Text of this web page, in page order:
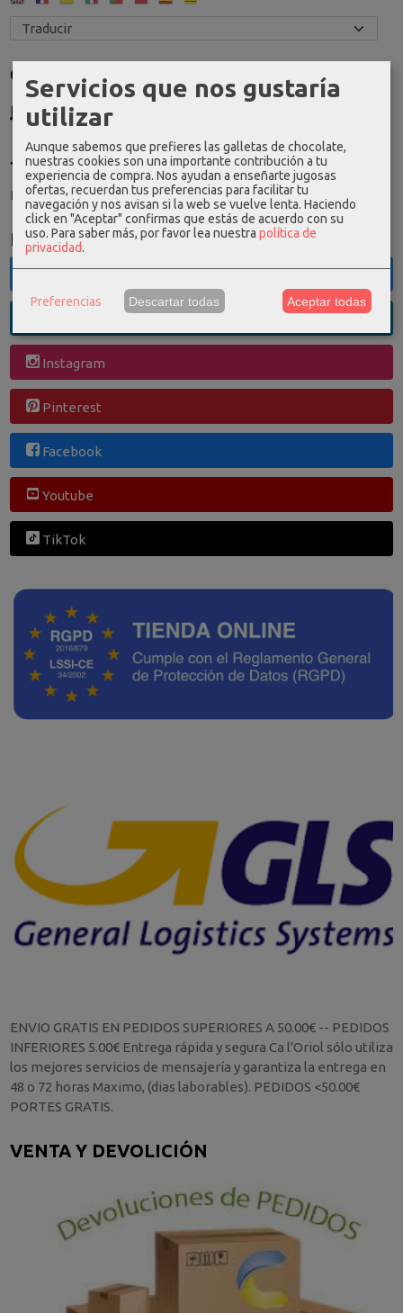
Costes de Envío
GRATIS *
Consultar Destinos
Tu Carrito (0)
El carrito de la compra está vacío
Redes Sociales
Twitter
Instagram
Pinterest
Facebook
Youtube
TikTok
ENVIO GRATIS EN PEDIDOS SUPERIORES A 50.00€ -- PEDIDOS
INFERIORES 5.00€ Entrega rápida y segura Ca l'Oriol sólo utiliza
los mejores servicios de mensajería y garantiza la entrega en
48 o 72 horas Maximo, (dias laborables). PEDIDOS <50.00€
PORTES GRATIS.
VENTA Y DEVOLICIÓN
Servicios que nos gustaría
utilizar
Aunque sabemos que prefieres las galletas de chocolate,
nuestras cookies son una importante contribución a tu
experiencia de compra. Nos ayudan a enseñarte jugosas
ofertas, recuerdan tus preferencias para facilitar tu
navegación y nos avisan si la web se vuelve lenta. Haciendo
click en "Aceptar" confirmas que estás de acuerdo con su
uso. Para saber más, por favor lea nuestra política de
privacidad.
Preferencias Descartar todas Aceptar todas